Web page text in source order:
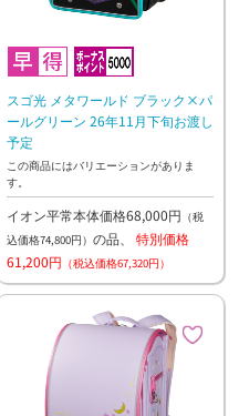
スゴ光 メタワールド ブラック×パ
ールグリーン 26年11月下旬お渡し
予定
この商品にはバリエーションがありま
す。
イオン平常本体価格68,000円 （税
込価格74,800円） の品、 特別価格
61,200円 （税込価格67,320円）